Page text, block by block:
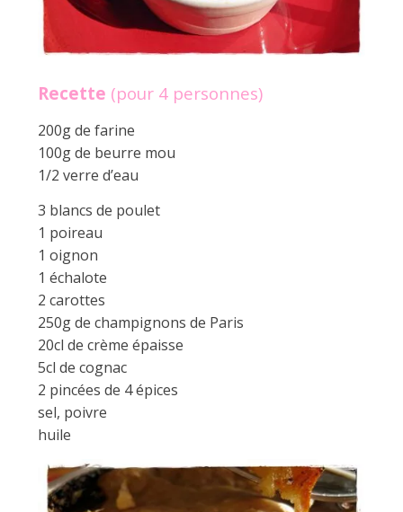
Recette (pour 4 personnes)
200g de farine
100g de beurre mou
1/2 verre d’eau
3 blancs de poulet
1 poireau
1 oignon
1 échalote
2 carottes
250g de champignons de Paris
20cl de crème épaisse
5cl de cognac
2 pincées de 4 épices
sel, poivre
huile